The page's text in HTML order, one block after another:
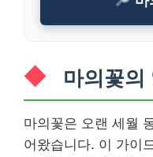
마의꽃의
마의꽃은 오랜 세월
어왔습니다. 이 가이